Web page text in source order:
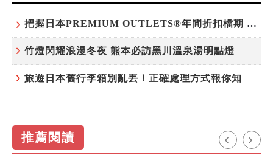
把握日本PREMIUM OUTLETS®年間折扣檔期 越買越划算
竹燈閃耀浪漫冬夜 熊本必訪黑川溫泉湯明點燈
旅遊日本舊行李箱別亂丟！正確處理方式報你知
推薦閱讀